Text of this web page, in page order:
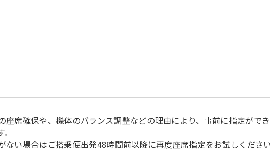
座席確保や、機体のバランス調整などの理由により、事前に指定がで
い場合はご搭乗便出発48時間前以降に再度座席指定をお試しください